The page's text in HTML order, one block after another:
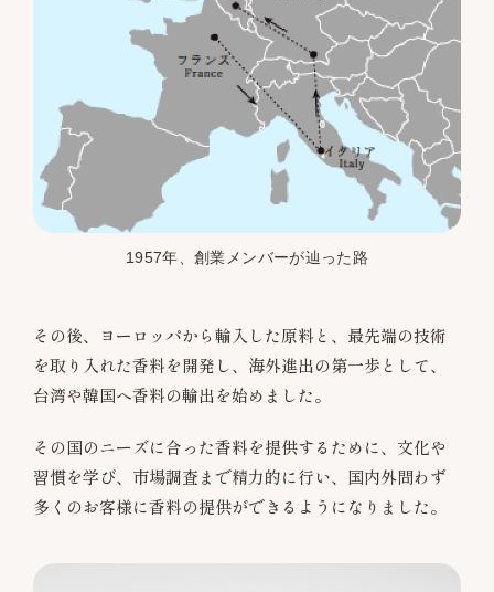
1957年、創業メンバーが辿った路
その後、ヨーロッパから輸入した原料と、最先端の技術
を取り入れた香料を開発し、海外進出の第一歩として、
台湾や韓国へ香料の輸出を始めました。
その国のニーズに合った香料を提供するために、文化や
習慣を学び、市場調査まで精力的に行い、国内外問わず
多くのお客様に香料の提供ができるようになりました。